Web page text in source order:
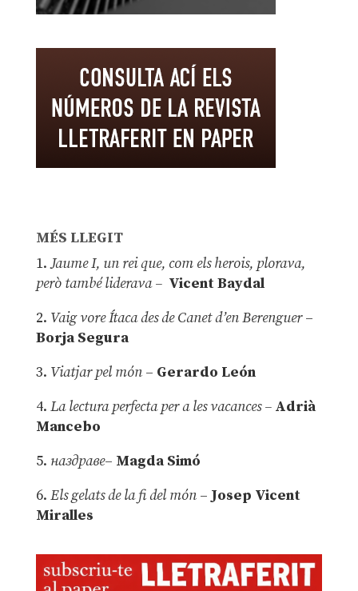
MÉS LLEGIT
1.Jaume I, un rei que, com els herois, plorava,
però també liderava – Vicent Baydal
2. Vaig vore Ítaca des de Canet d’en Berenguer–
Borja Segura
3. Viatjar pel món – Gerardo León
4. La lectura perfecta per a les vacances –Adrià
Mancebo
5. наздраве– Magda Simó
6. Els gelats de la fi del món – Josep Vicent
Miralles